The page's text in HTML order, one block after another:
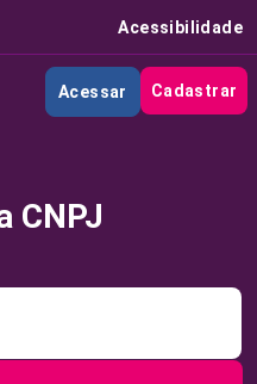
Acessibilidade
Acessar Cadastrar
CNPJ